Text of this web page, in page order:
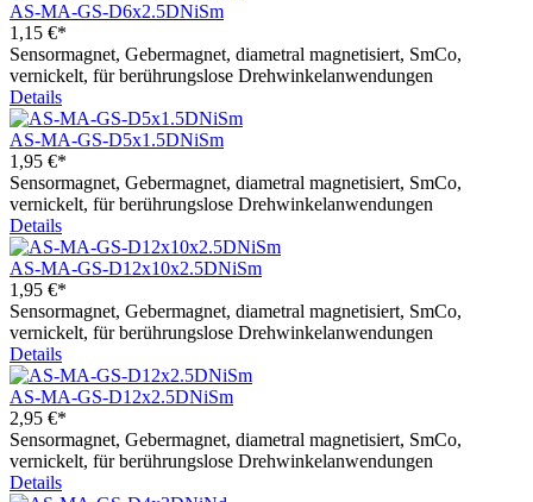
AS-MA-GS-D6x2.5DNiSm
1,15 €*
Sensormagnet, Gebermagnet, diametral magnetisiert, SmCo,
vernickelt, für berührungslose Drehwinkelanwendungen
Details
AS-MA-GS-D5x1.5DNiSm
1,95 €*
Sensormagnet, Gebermagnet, diametral magnetisiert, SmCo,
vernickelt, für berührungslose Drehwinkelanwendungen
Details
AS-MA-GS-D12x10x2.5DNiSm
1,95 €*
Sensormagnet, Gebermagnet, diametral magnetisiert, SmCo,
vernickelt, für berührungslose Drehwinkelanwendungen
Details
AS-MA-GS-D12x2.5DNiSm
2,95 €*
Sensormagnet, Gebermagnet, diametral magnetisiert, SmCo,
vernickelt, für berührungslose Drehwinkelanwendungen
Details